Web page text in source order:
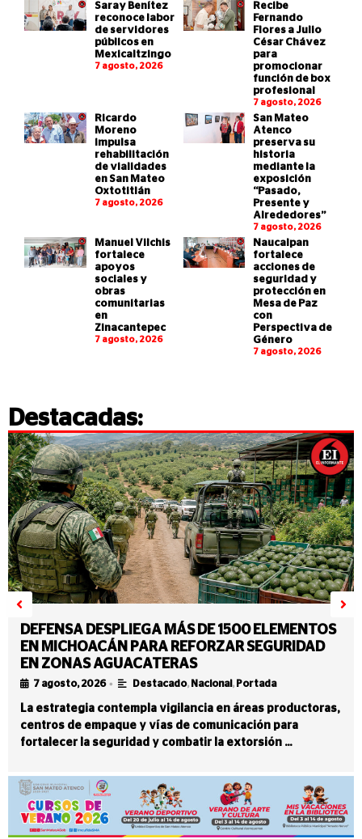
Saray Benítez
reconoce labor
de servidores
públicos en
Mexicaltzingo
7 agosto, 2026
Recibe
Fernando
Flores a Julio
César Chávez
para
promocionar
función de box
profesional
7 agosto, 2026
Ricardo
Moreno
impulsa
rehabilitación
de vialidades
en San Mateo
Oxtotitlán
7 agosto, 2026
San Mateo
Atenco
preserva su
historia
mediante la
exposición
“Pasado,
Presente y
Alrededores”
7 agosto, 2026
Manuel Vilchis
fortalece
apoyos
sociales y
obras
comunitarias
en
Zinacantepec
7 agosto, 2026
Naucalpan
fortalece
acciones de
seguridad y
protección en
Mesa de Paz
con
Perspectiva de
Género
7 agosto, 2026
Destacadas:
DEFENSA DESPLIEGA MÁS DE 1500 ELEMENTOS
EN MICHOACÁN PARA REFORZAR SEGURIDAD
EN ZONAS AGUACATERAS
7 agosto, 2026 • Destacado, Nacional , Portada
La estrategia contempla vigilancia en áreas productoras,
centros de empaque y vías de comunicación para
fortalecer la seguridad y combatir la extorsión …